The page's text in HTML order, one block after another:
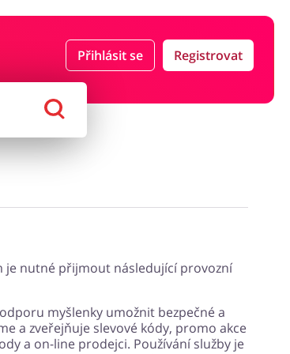
Přihlásit se Registrovat
Počítače foto a elektronika
je nutné přijmout následující provozní
myšlenky umožnit bezpečné a
a zveřejňuje slevové kódy, promo akce
a on-line prodejci. Používání služby je